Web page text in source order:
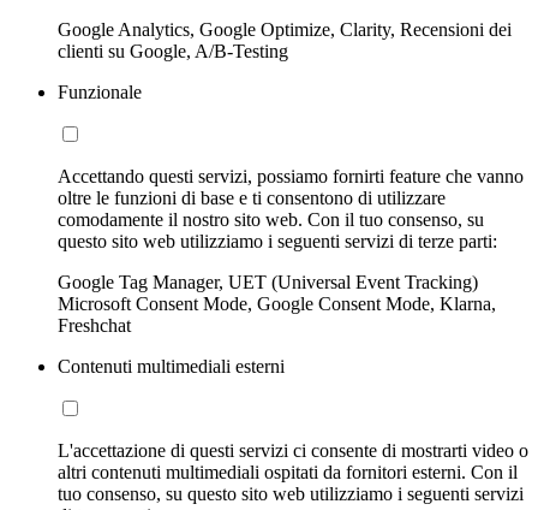
Google Analytics, Google Optimize, Clarity, Recensioni dei
clienti su Google, A/B-Testing
Funzionale
Accettando questi servizi, possiamo fornirti feature che vanno
oltre le funzioni di base e ti consentono di utilizzare
comodamente il nostro sito web. Con il tuo consenso, su
questo sito web utilizziamo i seguenti servizi di terze parti:
Google Tag Manager, UET (Universal Event Tracking)
Microsoft Consent Mode, Google Consent Mode, Klarna,
Freshchat
Contenuti multimediali esterni
L'accettazione di questi servizi ci consente di mostrarti video o
altri contenuti multimediali ospitati da fornitori esterni. Con il
tuo consenso, su questo sito web utilizziamo i seguenti servizi